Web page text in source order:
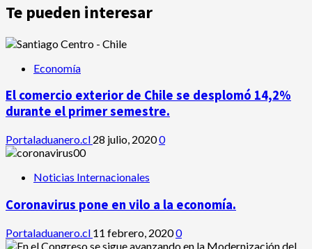
Te pueden interesar
Economía
El comercio exterior de Chile se desplomó 14,2%
durante el primer semestre.
Portaladuanero.cl 28 julio, 20200
Noticias Internacionales
Coronavirus pone en vilo a la economía.
Portaladuanero.cl 11 febrero, 20200